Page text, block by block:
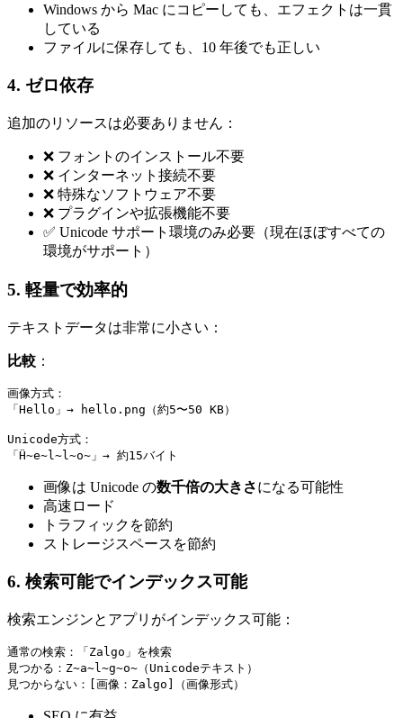
Windows から Mac にコピーしても、エフェクトは一貫
している
ファイルに保存しても、10 年後でも正しい
4. ゼロ依存
追加のリソースは必要ありません：
❌ フォントのインストール不要
❌ インターネット接続不要
❌ 特殊なソフトウェア不要
❌ プラグインや拡張機能不要
✅ Unicode サポート環境のみ必要（現在ほぼすべての
環境がサポート）
5. 軽量で効率的
テキストデータは非常に小さい：
比較 ：
画像方式：
「Hello」→ hello.png（約5〜50 KB）
Unicode方式：
画像は Unicode の数千倍の大きさになる可能性
高速ロード
トラフィックを節約
ストレージスペースを節約
6. 検索可能でインデックス可能
検索エンジンとアプリがインデックス可能：
通常の検索：「Zalgo」を検索
見つかる：Z̴a̴l̴g̴o̴（Unicodeテキスト）